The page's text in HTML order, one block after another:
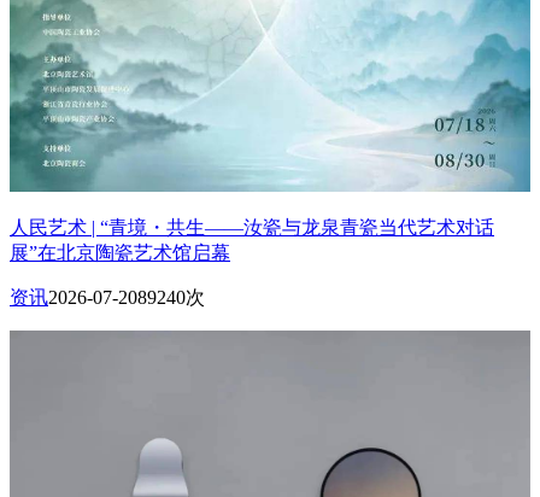
人民艺术 | “青境・共生——汝瓷与龙泉青瓷当代艺术对话
展”在北京陶瓷艺术馆启幕
资讯2026-07-2089240次